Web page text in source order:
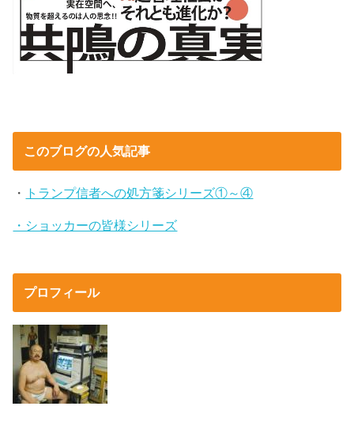
このブログの人気記事
・ トランプ信者への処方箋シリーズ①～④
・ショッカーの皆様シリーズ
プロフィール